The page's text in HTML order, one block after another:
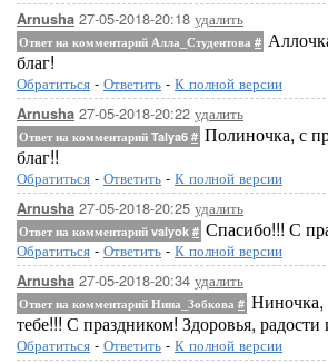
Arnusha 27-05-2018-20:18 удалить
Ответ на комментарий Алла_Студентова #
благ!
Обратиться - Ответить - К полной версии
Arnusha 27-05-2018-20:22 удалить
Ответ на комментарий Talya6 # Полиночка, с
благ!!
Обратиться - Ответить - К полной версии
Arnusha 27-05-2018-20:25 удалить
Ответ на комментарий valyok # Спасибо!!! С
Обратиться - Ответить - К полной версии
Arnusha 27-05-2018-20:34 удалить
Ответ на комментарий Нина_Зобкова # Ниночка,
тебе!!! С праздником! Здоровья, радости
Обратиться - Ответить - К полной версии